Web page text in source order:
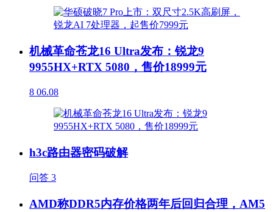
机械革命苍龙16 Ultra发布：锐龙9
9955HX+RTX 5080，售价18999元
8 06.08
h3c路由器密码破解
问答 3
AMD称DDR5内存价格两年后回归合理，AM5